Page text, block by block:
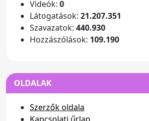
Videók: 0
Látogatások: 21.207.351
Szavazatok: 440.930
Hozzászólások: 109.190
OLDALAK
Szerzők oldala